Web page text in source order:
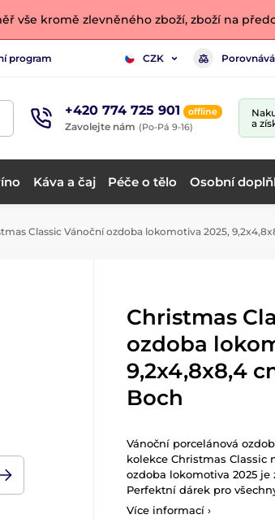
vše kromě zlevněného zboží, zboží na
program CZK
+420 774 725 901 offline
Zavolejte nám (Po-Pá 9-16)
a
Káva a čaj Péče o tělo Osobní
Classic Vánoční ozdoba lokomotiva 2025,
Christmas
ozdoba
9,2x4,8x8,4
Boch
Vánoční porcelánová
kolekce Christmas Classic
ozdoba lokomotiva 2025
Perfektní dárek pro
Více informací ›